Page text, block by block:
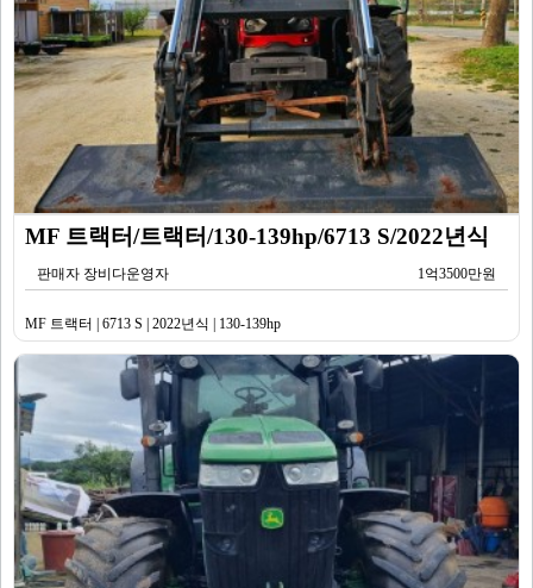
MF 트랙터/트랙터/130-139hp/6713 S/2022년식
판매자 장비다운영자 1억3500만원
MF 트랙터 | 6713 S | 2022년식 | 130-139hp